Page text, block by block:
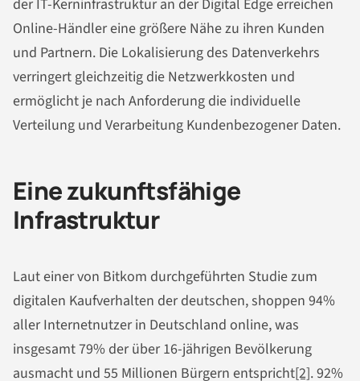
der IT-Kerninfrastruktur an der Digital Edge erreichen
Online-Händler eine größere Nähe zu ihren Kunden
und Partnern. Die Lokalisierung des Datenverkehrs
verringert gleichzeitig die Netzwerkkosten und
ermöglicht je nach Anforderung die individuelle
Verteilung und Verarbeitung Kundenbezogener Daten.
Eine zukunftsfähige
Infrastruktur
Laut einer von Bitkom durchgeführten Studie zum
digitalen Kaufverhalten der deutschen, shoppen 94%
aller Internetnutzer in Deutschland online, was
insgesamt 79% der über 16-jährigen Bevölkerung
ausmacht und 55 Millionen Bürgern entspricht[2]. 92%